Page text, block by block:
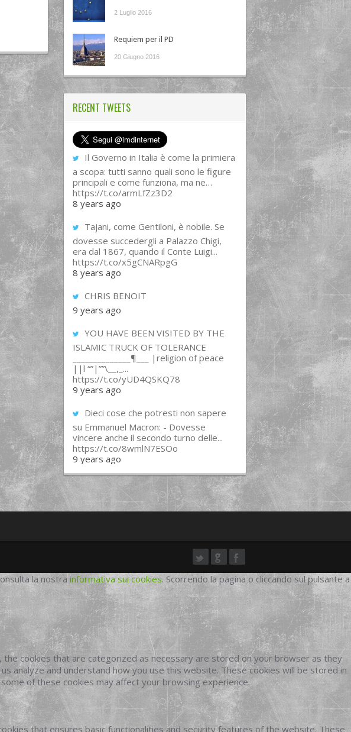
2 Luglio 2016
Requiem per il PD
20 Giugno 2016
RECENT TWEETS
Il Governo in Italia è come la primiera
a scopa: tutti sanno quali sono le figure
principali e come funziona, ma ne…
https://t.co/armLfZz3D2
8 years ago
Tajani, come Gentiloni, è nobile. Se
dovesse succedergli a Palazzo Chigi,
era dal 1867, quando il Conte Luigi...
https://t.co/x5gCNARpgG
8 years ago
CHRIS BENOIT
9 years ago
YOU HAVE BEEN VISITED BY THE
ISLAMIC TRUCK OF TOLERANCE
______________¶___ |religion of peace
||l “”|””\__,_...
https://t.co/yUD4QSKQ78
9 years ago
Dieci cose che potresti non sapere
su Emmanuel Macron: - Dovesse
vincere anche il secondo turno delle...
https://t.co/8wmlN7ESOo
9 years ago
la nostra informativa sui cookies. Scorrendo la pagina o cliccando sul pulsante a
cookies that are categorized as necessary are stored on your browser as they
analyze and understand how you use this website. These cookies will be stored in
of these cookies may affect your browsing experience.
that ensures basic functionalities and security features of the website. These